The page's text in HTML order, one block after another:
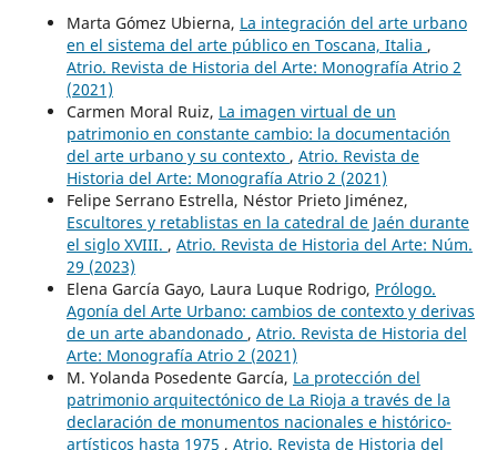
Marta Gómez Ubierna, La integración del arte urbano
en el sistema del arte público en Toscana, Italia ,
Atrio. Revista de Historia del Arte: Monografía Atrio 2
(2021)
Carmen Moral Ruiz, La imagen virtual de un
patrimonio en constante cambio: la documentación
del arte urbano y su contexto , Atrio. Revista de
Historia del Arte: Monografía Atrio 2 (2021)
Felipe Serrano Estrella, Néstor Prieto Jiménez,
Escultores y retablistas en la catedral de Jaén durante
el siglo XVIII. , Atrio. Revista de Historia del Arte: Núm.
29 (2023)
Elena García Gayo, Laura Luque Rodrigo, Prólogo.
Agonía del Arte Urbano: cambios de contexto y derivas
de un arte abandonado , Atrio. Revista de Historia del
Arte: Monografía Atrio 2 (2021)
M. Yolanda Posedente García, La protección del
patrimonio arquitectónico de La Rioja a través de la
declaración de monumentos nacionales e histórico-
artísticos hasta 1975 , Atrio. Revista de Historia del